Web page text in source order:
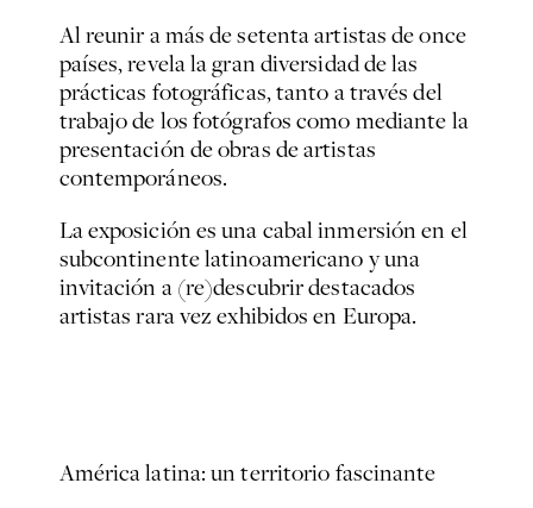
Al reunir a más de setenta artistas de once
países, revela la gran diversidad de las
prácticas fotográficas, tanto a través del
trabajo de los fotógrafos como mediante la
presentación de obras de artistas
contemporáneos.
La exposición es una cabal inmersión en el
subcontinente latinoamericano y una
invitación a (re)descubrir destacados
artistas rara vez exhibidos en Europa.
América latina: un territorio fascinante